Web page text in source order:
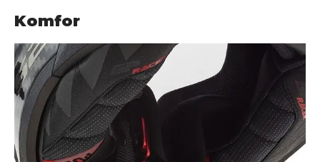
Komfor